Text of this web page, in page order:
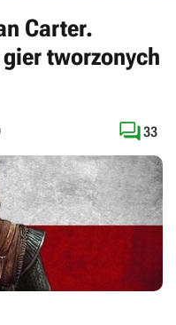
Carter.
tworzonych
33